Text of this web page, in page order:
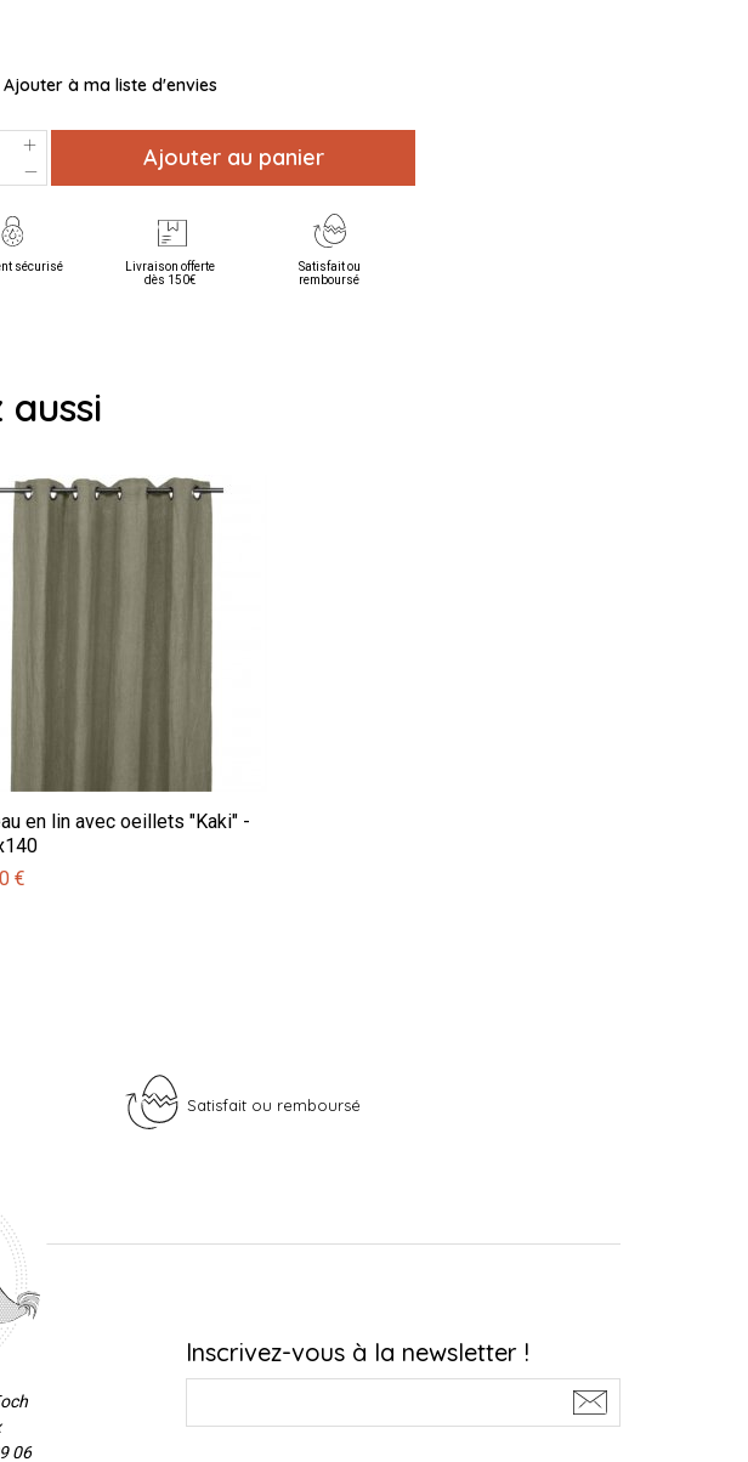
Ajouter à ma liste d'envies
Ajouter au panier
sécurisé
Livraison offerte
dès 150€
Satisfait ou
remboursé
en lin avec oeillets "Kaki" -
€
Satisfait ou remboursé
06
Inscrivez-vous à la newsletter !